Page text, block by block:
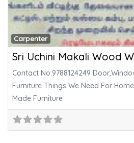
Carpenter
Sri Uchini Makali Wood
Contact No.9788124249
Furniture Things We Need For
Made Furniture